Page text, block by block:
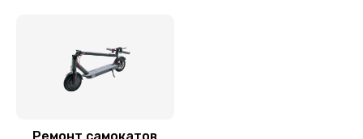
Ремонт самокатов